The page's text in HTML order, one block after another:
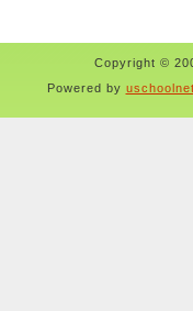
Copyright ©
Powered by